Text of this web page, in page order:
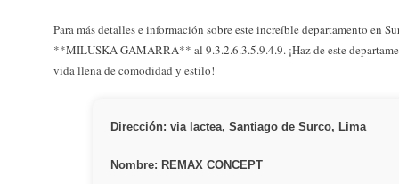
Para más detalles e información sobre este increíble departamento en
**MILUSKA GAMARRA** al 9.3.2.6.3.5.9.4.9. ¡Haz de este
vida llena de comodidad y estilo!
Dirección: via lactea, Santiago de Surco, Lima
Nombre: REMAX CONCEPT